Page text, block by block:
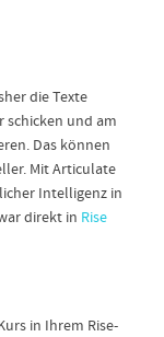
die Texte
schicken und am
Das können
Mit Articulate
Intelligenz in
direkt in Rise
in Ihrem Rise-